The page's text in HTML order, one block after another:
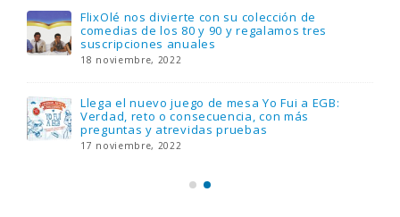
FlixOlé nos divierte con su colección de
comedias de los 80 y 90 y regalamos tres
suscripciones anuales
18 noviembre, 2022
Llega el nuevo juego de mesa Yo Fui a EGB:
Verdad, reto o consecuencia, con más
preguntas y atrevidas pruebas
17 noviembre, 2022